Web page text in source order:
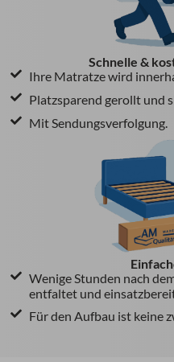
Schnelle &
Ihre Matratze wird
Platzsparend gerollt und
Mit Sendungsverfolgung.
Wenige Stunden nach
entfaltet und
Für den Aufbau ist keine